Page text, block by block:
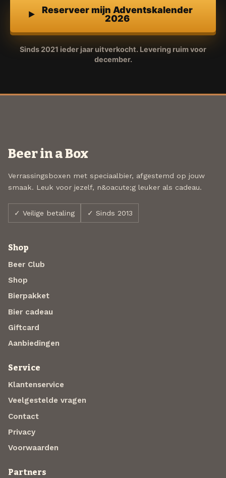
Reserveer mijn Adventskalender
2026
Sinds 2021 ieder jaar uitverkocht. Levering ruim voor
december.
Beer in a Box
Verrassingsboxen met speciaalbier, afgestemd op jouw
smaak. Leuk voor jezelf, n&oacute;g leuker als cadeau.
✓ Veilige betaling ✓ Sinds 2013
Shop
Beer Club
Shop
Bierpakket
Bier cadeau
Giftcard
Aanbiedingen
Service
Klantenservice
Veelgestelde vragen
Contact
Privacy
Voorwaarden
Partners